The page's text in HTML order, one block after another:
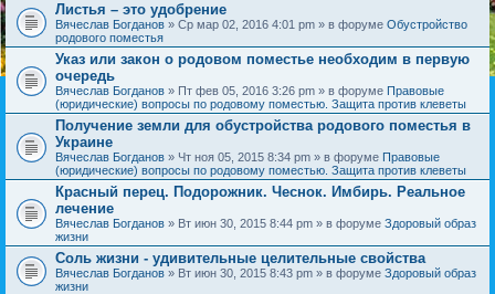
Листья – это удобрение
Вячеслав Богданов » Ср мар 02, 2016 4:01 pm » в форуме Обустройство
родового поместья
Указ или закон о родовом поместье необходим в первую
очередь
Вячеслав Богданов » Пт фев 05, 2016 3:26 pm » в форуме Правовые
(юридические) вопросы по родовому поместью. Защита против клеветы
Получение земли для обустройства родового поместья в
Украине
Вячеслав Богданов » Чт ноя 05, 2015 8:34 pm » в форуме Правовые
(юридические) вопросы по родовому поместью. Защита против клеветы
Красный перец. Подорожник. Чеснок. Имбирь. Реальное
лечение
Вячеслав Богданов » Вт июн 30, 2015 8:44 pm » в форуме Здоровый образ
жизни
Соль жизни - удивительные целительные свойства
Вячеслав Богданов » Вт июн 30, 2015 8:43 pm » в форуме Здоровый образ
жизни